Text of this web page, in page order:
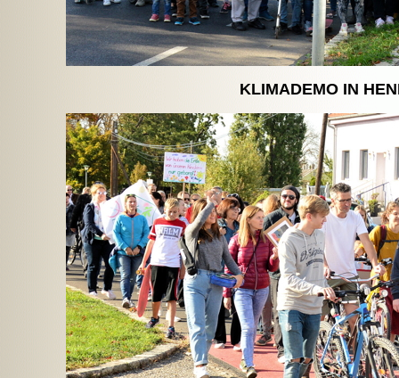
KLIMADEMO IN